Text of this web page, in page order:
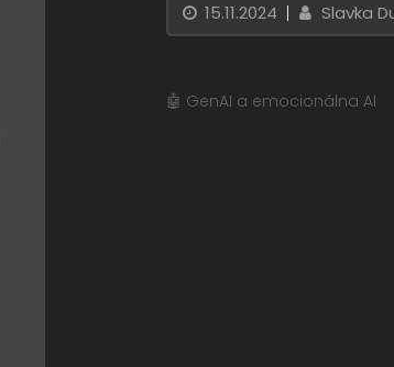
15.11.2024 Slavka
🤖 GenAI a emocionálna AI